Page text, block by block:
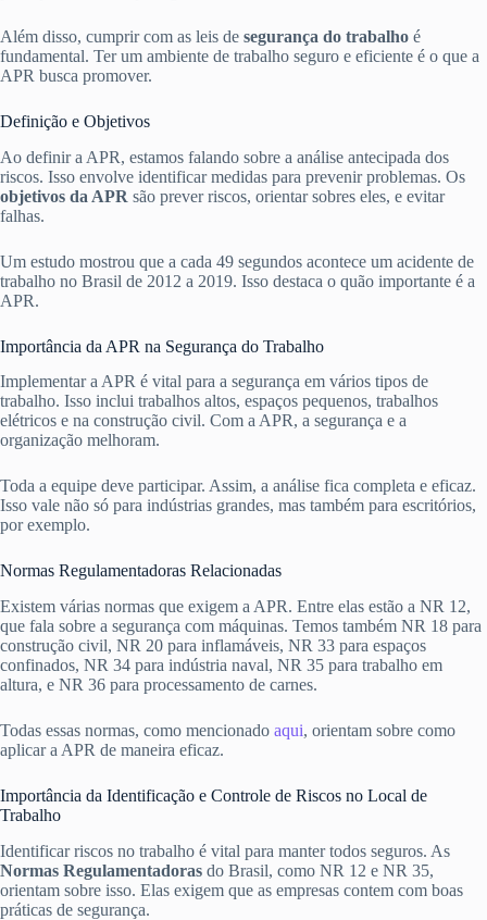
Além disso, cumprir com as leis de segurança do trabalho é
fundamental. Ter um ambiente de trabalho seguro e eficiente é o que a
APR busca promover.
Definição e Objetivos
Ao definir a APR, estamos falando sobre a análise antecipada dos
riscos. Isso envolve identificar medidas para prevenir problemas. Os
objetivos da APR são prever riscos, orientar sobres eles, e evitar
falhas.
Um estudo mostrou que a cada 49 segundos acontece um acidente de
trabalho no Brasil de 2012 a 2019. Isso destaca o quão importante é a
APR.
Importância da APR na Segurança do Trabalho
Implementar a APR é vital para a segurança em vários tipos de
trabalho. Isso inclui trabalhos altos, espaços pequenos, trabalhos
elétricos e na construção civil. Com a APR, a segurança e a
organização melhoram.
Toda a equipe deve participar. Assim, a análise fica completa e eficaz.
Isso vale não só para indústrias grandes, mas também para escritórios,
por exemplo.
Normas Regulamentadoras Relacionadas
Existem várias normas que exigem a APR. Entre elas estão a NR 12,
que fala sobre a segurança com máquinas. Temos também NR 18 para
construção civil, NR 20 para inflamáveis, NR 33 para espaços
confinados, NR 34 para indústria naval, NR 35 para trabalho em
altura, e NR 36 para processamento de carnes.
Todas essas normas, como mencionado aqui, orientam sobre como
aplicar a APR de maneira eficaz.
Importância da Identificação e Controle de Riscos no Local de
Trabalho
Identificar riscos no trabalho é vital para manter todos seguros. As
Normas Regulamentadoras do Brasil, como NR 12 e NR 35,
orientam sobre isso. Elas exigem que as empresas contem com boas
práticas de segurança.